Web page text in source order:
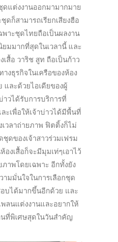
แต่งงานออกมามากมาย
ก็สามารถเรียกเสียงฮือ
พาะชุดไทยถือเป็นผลงาน
มมากที่สุดในเวลานี้ และ
เสื้อ วาริช สูท ถือเป็นก้าว
งธุรกิจในเครือของห้อง
และด้วยไอเดียของผู้
าวได้รับการบริการที่
ะเพื่อให้เจ้าบ่าวได้มีพื้นที่
เวลาถ่ายภาพ ฟิตติ้งก็ไม่
ชุดของเจ้าสาวร่วมเฟรม
องเสื้อก็จะมีมุมเท่ๆเอาไว้
ภาพโดยเฉพาะ อีกทั้งยัง
ามมั่นใจในการเลือกชุด
บได้มากขึ้นอีกด้วย และ
ลนแต่งงานและอยากให้
ที่พิเศษสุดในวันสำคัญ